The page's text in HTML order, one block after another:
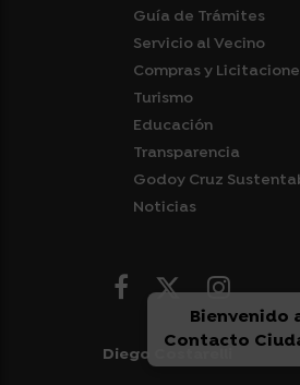
Guía de Trámites
Servicio al Vecino
Compras y
Turismo
Educación
Transparencia
Godoy Cruz
Noticias
Diego Costarelli
Bienvenido
Contacto